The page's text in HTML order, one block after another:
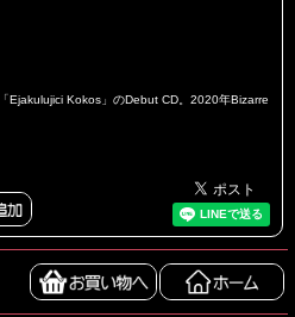
Ejakulujici Kokos」のDebut CD。2020年Bizarre